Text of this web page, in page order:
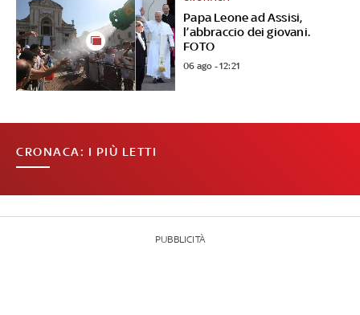
Papa Leone ad Assisi,
l’abbraccio dei giovani.
FOTO
06 ago - 12:21
CRONACA: I PIÙ LETTI
PUBBLICITÀ